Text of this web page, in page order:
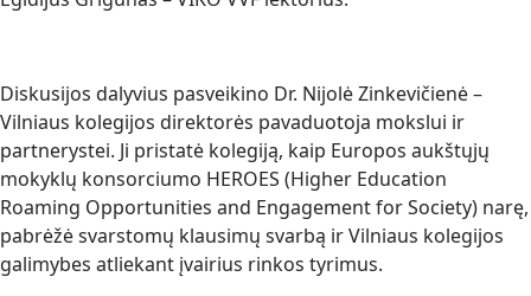
Diskusijos dalyvius pasveikino Dr. Nijolė Zinkevičienė –
Vilniaus kolegijos direktorės pavaduotoja mokslui ir
partnerystei. Ji pristatė kolegiją, kaip Europos aukštųjų
mokyklų konsorciumo HEROES (Higher Education
Roaming Opportunities and Engagement for Society) narę,
pabrėžė svarstomų klausimų svarbą ir Vilniaus kolegijos
galimybes atliekant įvairius rinkos tyrimus.